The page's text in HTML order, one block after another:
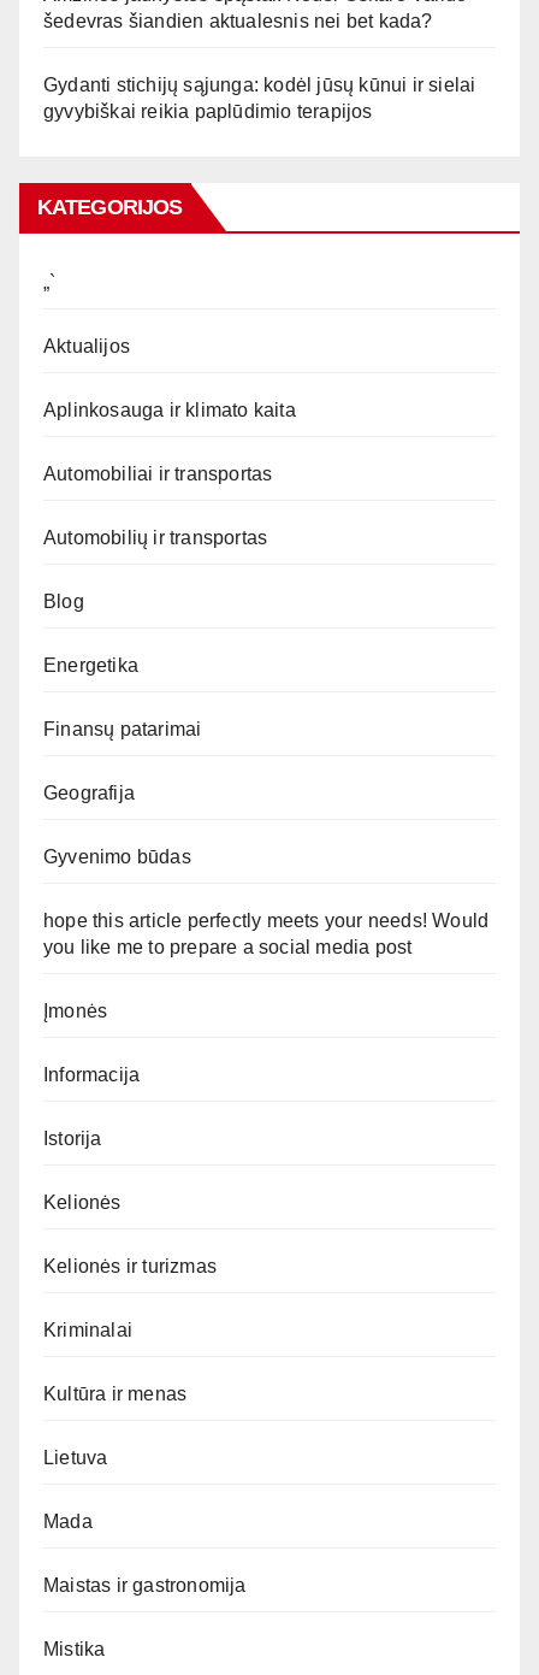
šedevras šiandien aktualesnis nei bet kada?
Gydanti stichijų sąjunga: kodėl jūsų kūnui ir sielai
gyvybiškai reikia paplūdimio terapijos
KATEGORIJOS
„`
Aktualijos
Aplinkosauga ir klimato kaita
Automobiliai ir transportas
Automobilių ir transportas
Blog
Energetika
Finansų patarimai
Geografija
Gyvenimo būdas
hope this article perfectly meets your needs! Would
you like me to prepare a social media post
Įmonės
Informacija
Istorija
Kelionės
Kelionės ir turizmas
Kriminalai
Kultūra ir menas
Lietuva
Mada
Maistas ir gastronomija
Mistika